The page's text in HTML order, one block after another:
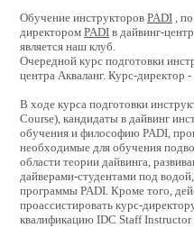
Обучение инструкторов PADI ,
директором PADI в дайвинг-
является наш клуб.
Очередной курс подготовки
центра Акваланг. Курс-директор -
В ходе курса подготовки
Course), кандидаты в дайвинг
обучения и философию PADI,
необходимые для обучения
области теории дайвинга,
дайверами-студентами под
программы PADI. Кроме того,
проассистировать курс-
квалификацию IDC Staff Instructor